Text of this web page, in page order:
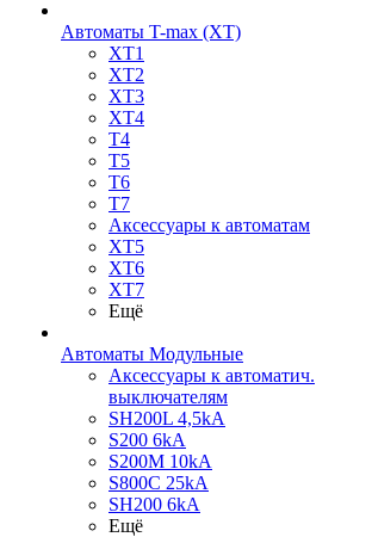
Автоматы T-max (XT)
XT1
XT2
XT3
XT4
T4
T5
T6
T7
Аксессуары к автоматам
XT5
XT6
XT7
Ещё
Автоматы Модульные
Аксессуары к автоматич.
выключателям
SH200L 4,5kA
S200 6kA
S200M 10kA
S800C 25kA
SH200 6kA
Ещё